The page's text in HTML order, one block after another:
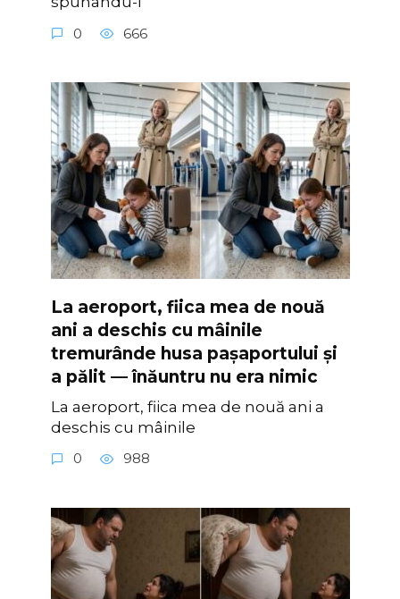
0 666
La aeroport, fiica mea de nouă
ani a deschis cu mâinile
tremurânde husa pașaportului și
a pălit — înăuntru nu era nimic
La aeroport, fiica mea de nouă ani a
deschis cu mâinile
0 988